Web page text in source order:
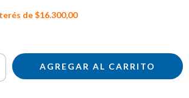
de$16.300,00